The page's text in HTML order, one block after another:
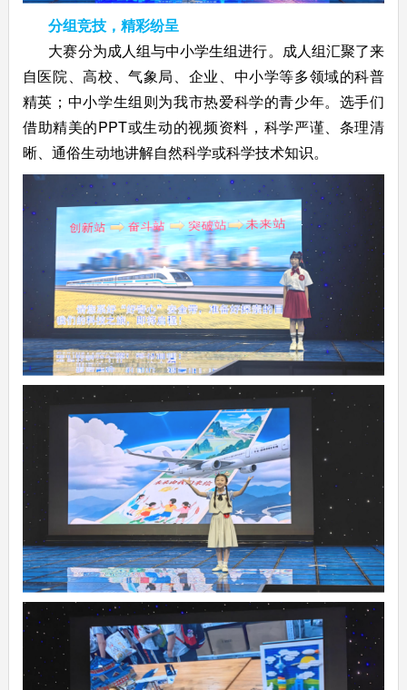
分组竞技，精彩纷呈
大赛分为成人组与中小学生组进行。成人组汇聚了来
自医院、高校、气象局、企业、中小学等多领域的科普
精英；中小学生组则为我市热爱科学的青少年。选手们
借助精美的PPT或生动的视频资料，科学严谨、条理清
晰、通俗生动地讲解自然科学或科学技术知识。